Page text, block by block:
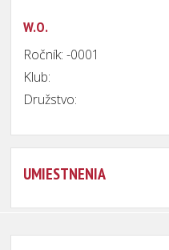
W.O.
Ročník: -0001
Klub:
Družstvo:
UMIESTNENIA